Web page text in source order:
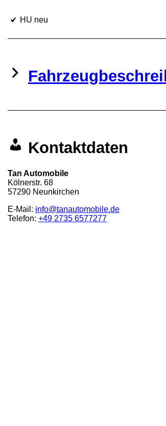
HU neu
Kontaktdaten
Tan Automobile
Kölnerstr. 68
57290 Neunkirchen
E-Mail: info@tanautomobile.de
Telefon: +49 2735 6577277